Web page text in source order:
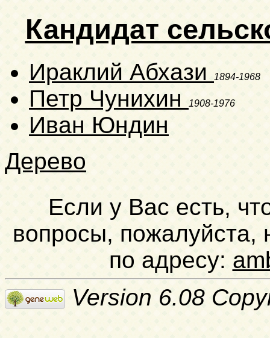
Кандидат
Ираклий Абхази 1894-1968
Петр Чунихин 1908-1976
Иван Юндин
Дерево
Если у Вас есть,
вопросы, пожалуйста,
по адресу:
Version 6.08